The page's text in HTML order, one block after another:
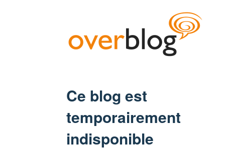
Ce blog est
temporairement
indisponible